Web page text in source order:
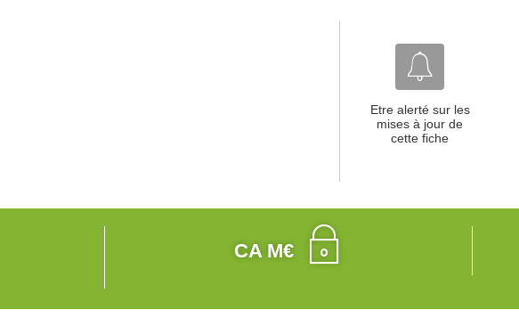
Etre alerté sur les
mises à jour de
cette fiche
CA M€